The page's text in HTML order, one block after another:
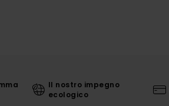
Il nostro impegno
ecologico